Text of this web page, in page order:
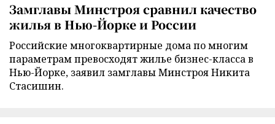
Замглавы Минстроя сравнил качество
жилья в Нью-Йорке и России
Российские многоквартирные дома по многим
параметрам превосходят жилье бизнес-класса в
Нью-Йорке, заявил замглавы Минстроя Никита
Стасишин.